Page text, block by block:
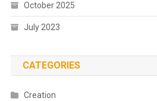
October 2025
July 2023
CATEGORIES
Creation